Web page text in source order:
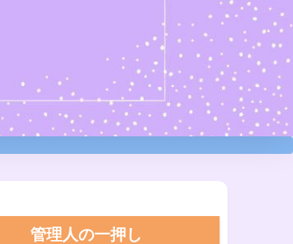
管理人の一押し